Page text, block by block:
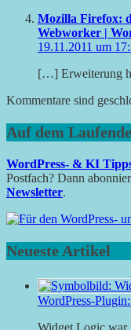
Mozilla Firefox:
Webworker |
19.11.2011 um
[…] Erweiterung
Kommentare sind
Auf dem
WordPress- & KI
Postfach? Dann
Newsletter.
Neueste Artikel
WordPress-
Widget Logic war